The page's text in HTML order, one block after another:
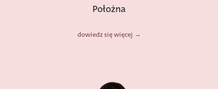
Położna
dowiedz się więcej